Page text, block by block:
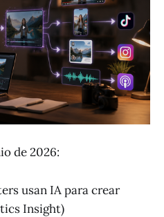
de 2026:
usan IA para crear
Insight)